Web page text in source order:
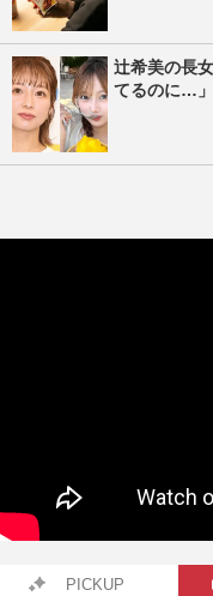
辻希美の長
てるのに…
PICKUP